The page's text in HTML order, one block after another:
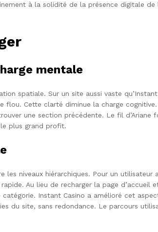
à la solidité de la présence digitale
mentale
spatiale. Sur un site aussi vaste
Cette clarté diminue la charge
une section précédente. Le fil
plus grand profit.
les niveaux hiérarchiques. Pour un
Au lieu de recharger la page d’accueil
Instant Casino a amélioré cet
du site, sans redondance. Le parcours